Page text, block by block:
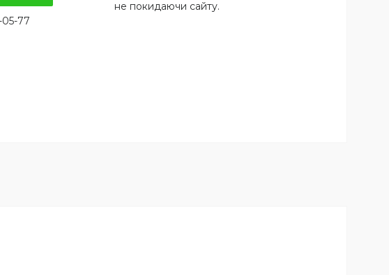
77
не покидаючи сайту.